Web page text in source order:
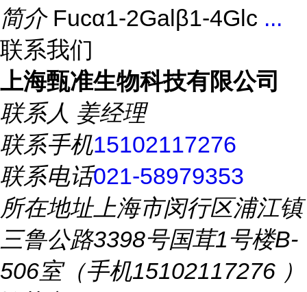
简介 Fucα1-2Galβ1-4Glc ...
联系我们
上海甄准生物科技有限公司
联系人 姜经理
联系手机15102117276
联系电话021-58979353
所在地址上海市闵行区浦江镇
三鲁公路3398号国茸1号楼B-
506室（手机15102117276 ）